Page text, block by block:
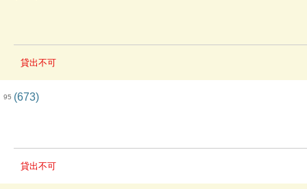
貸出不可
95 (673)
貸出不可